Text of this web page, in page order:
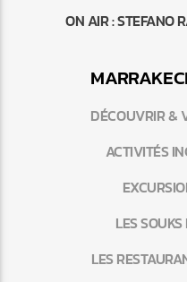
ON AIR :STEFANO
MARRAKEC
DÉCOUVRIR &
ACTIVITÉS
LES
LES